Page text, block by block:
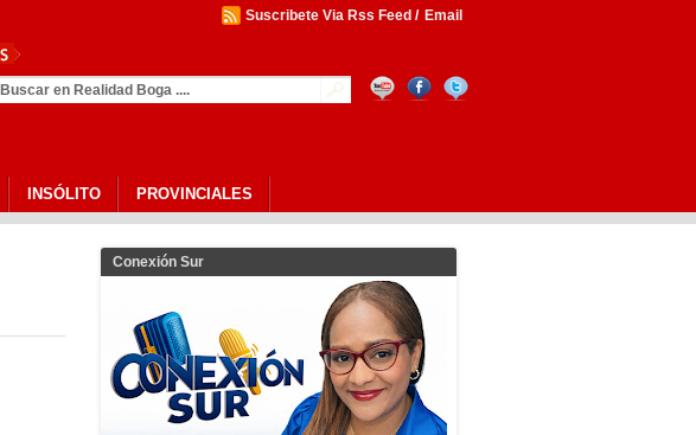
Suscribete Via Rss Feed / Email
INSÓLITO PROVINCIALES
Conexión Sur